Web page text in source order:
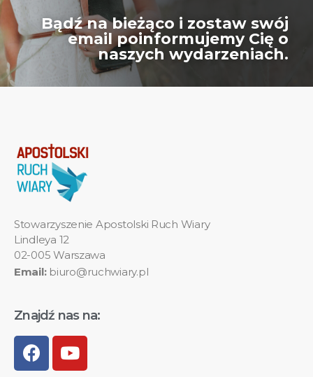
Bądź na bieżąco i zostaw swój
email poinformujemy Cię o
naszych wydarzeniach.
Stowarzyszenie Apostolski Ruch Wiary
Lindleya 12
02-005 Warszawa
Email:biuro@ruchwiary.pl
Znajdź nas na: